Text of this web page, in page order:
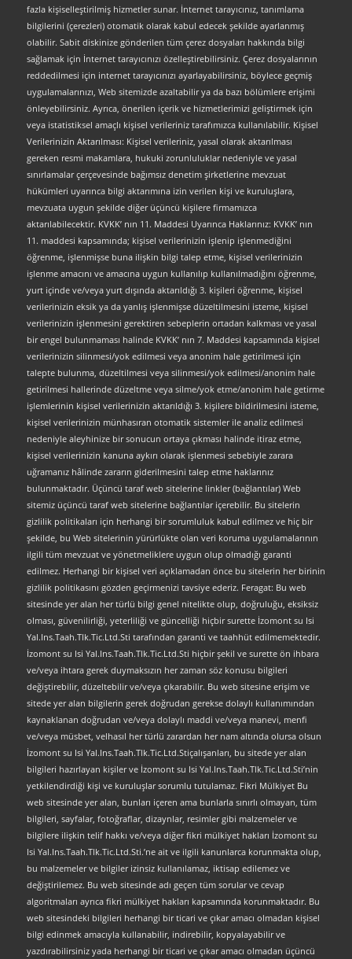
fazla kişiselleştirilmiş hizmetler sunar. İnternet tarayıcınız, tanımlama
bilgilerini (çerezleri) otomatik olarak kabul edecek şekilde ayarlanmış
olabilir. Sabit diskinize gönderilen tüm çerez dosyaları hakkında bilgi
sağlamak için İnternet tarayıcınızı özelleştirebilirsiniz. Çerez dosyalarının
reddedilmesi için internet tarayıcınızı ayarlayabilirsiniz, böylece geçmiş
uygulamalarınızı, Web sitemizde azaltabilir ya da bazı bölümlere erişimi
önleyebilirsiniz. Ayrıca, önerilen içerik ve hizmetlerimizi geliştirmek için
veya istatistiksel amaçlı kişisel verileriniz tarafımızca kullanılabilir. Kişisel
Verilerinizin Aktarılması: Kişisel verileriniz, yasal olarak aktarılması
gereken resmi makamlara, hukuki zorunluluklar nedeniyle ve yasal
sınırlamalar çerçevesinde bağımsız denetim şirketlerine mevzuat
hükümleri uyarınca bilgi aktarımına izin verilen kişi ve kuruluşlara,
mevzuata uygun şekilde diğer üçüncü kişilere firmamızca
aktarılabilecektir. KVKK’ nın 11. Maddesi Uyarınca Haklarınız: KVKK’ nın
11. maddesi kapsamında; kişisel verilerinizin işlenip işlenmediğini
öğrenme, işlenmişse buna ilişkin bilgi talep etme, kişisel verilerinizin
işlenme amacını ve amacına uygun kullanılıp kullanılmadığını öğrenme,
yurt içinde ve/veya yurt dışında aktarıldığı 3. kişileri öğrenme, kişisel
verilerinizin eksik ya da yanlış işlenmişse düzeltilmesini isteme, kişisel
verilerinizin işlenmesini gerektiren sebeplerin ortadan kalkması ve yasal
bir engel bulunmaması halinde KVKK’ nın 7. Maddesi kapsamında kişisel
verilerinizin silinmesi/yok edilmesi veya anonim hale getirilmesi için
talepte bulunma, düzeltilmesi veya silinmesi/yok edilmesi/anonim hale
getirilmesi hallerinde düzeltme veya silme/yok etme/anonim hale getirme
işlemlerinin kişisel verilerinizin aktarıldığı 3. kişilere bildirilmesini isteme,
kişisel verilerinizin münhasıran otomatik sistemler ile analiz edilmesi
nedeniyle aleyhinize bir sonucun ortaya çıkması halinde itiraz etme,
kişisel verilerinizin kanuna aykırı olarak işlenmesi sebebiyle zarara
uğramanız hâlinde zararın giderilmesini talep etme haklarınız
bulunmaktadır. Üçüncü taraf web sitelerine linkler (bağlantılar) Web
sitemiz üçüncü taraf web sitelerine bağlantılar içerebilir. Bu sitelerin
gizlilik politikaları için herhangi bir sorumluluk kabul edilmez ve hiç bir
şekilde, bu Web sitelerinin yürürlükte olan veri koruma uygulamalarının
ilgili tüm mevzuat ve yönetmeliklere uygun olup olmadığı garanti
edilmez. Herhangi bir kişisel veri açıklamadan önce bu sitelerin her birinin
gizlilik politikasını gözden geçirmenizi tavsiye ederiz. Feragat: Bu web
sitesinde yer alan her türlü bilgi genel nitelikte olup, doğruluğu, eksiksiz
olması, güvenilirliği, yeterliliği ve güncelliği hiçbir surette İzomont su Isi
Yal.Ins.Taah.Tlk.Tic.Ltd.Sti tarafından garanti ve taahhüt edilmemektedir.
İzomont su Isi Yal.Ins.Taah.Tlk.Tic.Ltd.Sti hiçbir şekil ve surette ön ihbara
ve/veya ihtara gerek duymaksızın her zaman söz konusu bilgileri
değiştirebilir, düzeltebilir ve/veya çıkarabilir. Bu web sitesine erişim ve
sitede yer alan bilgilerin gerek doğrudan gerekse dolaylı kullanımından
kaynaklanan doğrudan ve/veya dolaylı maddi ve/veya manevi, menfi
ve/veya müsbet, velhasıl her türlü zarardan her nam altında olursa olsun
İzomont su Isi Yal.Ins.Taah.Tlk.Tic.Ltd.Stiçalışanları, bu sitede yer alan
bilgileri hazırlayan kişiler ve İzomont su Isi Yal.Ins.Taah.Tlk.Tic.Ltd.Sti’nin
yetkilendirdiği kişi ve kuruluşlar sorumlu tutulamaz. Fikri Mülkiyet Bu
web sitesinde yer alan, bunları içeren ama bunlarla sınırlı olmayan, tüm
bilgileri, sayfalar, fotoğraflar, dizaynlar, resimler gibi malzemeler ve
bilgilere ilişkin telif hakkı ve/veya diğer fikri mülkiyet hakları İzomont su
Isi Yal.Ins.Taah.Tlk.Tic.Ltd.Sti.’ne ait ve ilgili kanunlarca korunmakta olup,
bu malzemeler ve bilgiler izinsiz kullanılamaz, iktisap edilemez ve
değiştirilemez. Bu web sitesinde adı geçen tüm sorular ve cevap
algoritmaları ayrıca fikri mülkiyet hakları kapsamında korunmaktadır. Bu
web sitesindeki bilgileri herhangi bir ticari ve çıkar amacı olmadan kişisel
bilgi edinmek amacıyla kullanabilir, indirebilir, kopyalayabilir ve
yazdırabilirsiniz yada herhangi bir ticari ve çıkar amacı olmadan üçüncü